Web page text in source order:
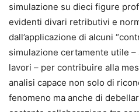
simulazione su dieci figure
evidenti divari retributivi e
dall’applicazione di alcuni
simulazione certamente utile
lavori – per contribuire alla
analisi capace non solo di
fenomeno ma anche di